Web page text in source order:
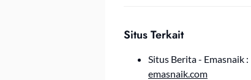
Situs Terkait
Situs Berita - Emasnaik :
emasnaik.com